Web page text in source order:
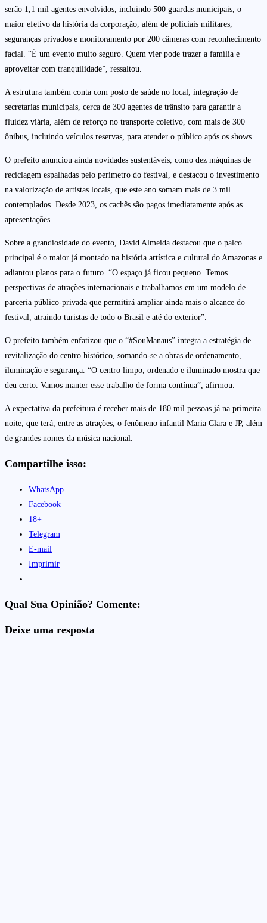
serão 1,1 mil agentes envolvidos, incluindo 500 guardas municipais, o
maior efetivo da história da corporação, além de policiais militares,
seguranças privados e monitoramento por 200 câmeras com reconhecimento
facial. “É um evento muito seguro. Quem vier pode trazer a família e
aproveitar com tranquilidade”, ressaltou.
A estrutura também conta com posto de saúde no local, integração de
secretarias municipais, cerca de 300 agentes de trânsito para garantir a
fluidez viária, além de reforço no transporte coletivo, com mais de 300
ônibus, incluindo veículos reservas, para atender o público após os shows.
O prefeito anunciou ainda novidades sustentáveis, como dez máquinas de
reciclagem espalhadas pelo perímetro do festival, e destacou o investimento
na valorização de artistas locais, que este ano somam mais de 3 mil
contemplados. Desde 2023, os cachês são pagos imediatamente após as
apresentações.
Sobre a grandiosidade do evento, David Almeida destacou que o palco
principal é o maior já montado na história artística e cultural do Amazonas e
adiantou planos para o futuro. “O espaço já ficou pequeno. Temos
perspectivas de atrações internacionais e trabalhamos em um modelo de
parceria público-privada que permitirá ampliar ainda mais o alcance do
festival, atraindo turistas de todo o Brasil e até do exterior”.
O prefeito também enfatizou que o “#SouManaus” integra a estratégia de
revitalização do centro histórico, somando-se a obras de ordenamento,
iluminação e segurança. “O centro limpo, ordenado e iluminado mostra que
deu certo. Vamos manter esse trabalho de forma contínua”, afirmou.
A expectativa da prefeitura é receber mais de 180 mil pessoas já na primeira
noite, que terá, entre as atrações, o fenômeno infantil Maria Clara e JP, além
de grandes nomes da música nacional.
Compartilhe isso:
WhatsApp
Facebook
18+
Telegram
E-mail
Imprimir
Qual Sua Opinião? Comente:
Deixe uma resposta